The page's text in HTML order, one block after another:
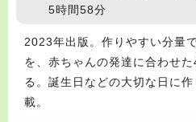
5時間58分
2023年出版。作りやすい分量
を、赤ちゃんの発達に合わせ
る。誕生日などの大切な日に
載。